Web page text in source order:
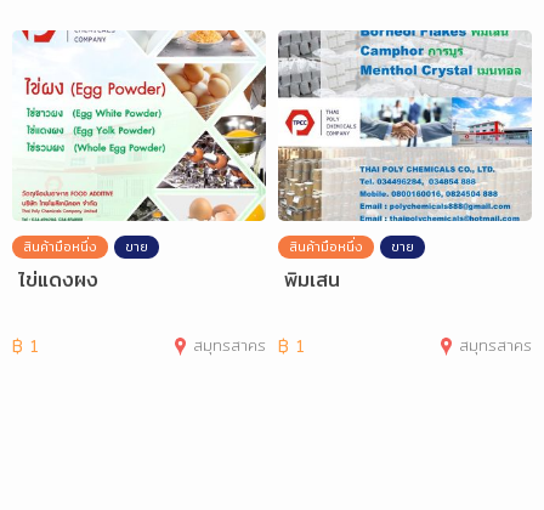
สินค้ามือหนึ่ง ขาย
ไข่แดงผง
฿ 1 สมุทรสาคร
สินค้ามือหนึ่ง ขาย
พิมเสน
฿ 1 สมุทรสาคร